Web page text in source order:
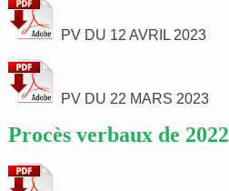
PV DU 12 AVRIL 2023
PV DU 22 MARS 2023
Procès verbaux de 2022